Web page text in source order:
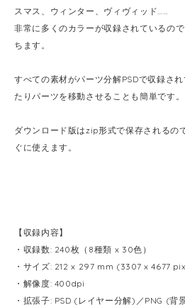
スマス、ウィンター、ヴィヴィッド……
非常に多くのカラーが収録されているの
ちます。
すべての素材がパーツ分解PSDで収録さ
たりパーツを移動させることも簡単です。
ダウンロード版はzip形式で保存されるの
ぐに使えます。
【収録内容】
・収録数: 240枚（8種類 x 30色）
・サイズ: 212 x 297 mm (3307 x 4677
・解像度: 400dpi
・拡張子: PSD (レイヤー分解)／PNG (背